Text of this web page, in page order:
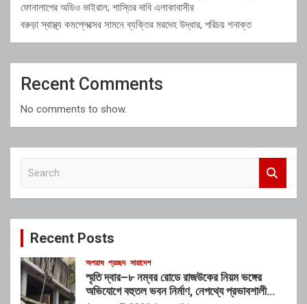
ফোনালাপের অডিও ভাইরাল; শাস্তির দাবি এলাকাবাসীর
বরুড়া স্বাস্থ্য কমপ্লেক্সের সামনে ব্যক্তির মরদেহ উদ্ধার, পরিচয় শনাক্ত
Recent Comments
No comments to show.
c
Recent Posts
অপরাধ প্রচ্ছদ সারাদেশ
স্মৃতি দ্বার–৮ নম্বর রোডে রাজউকের নিয়ম ভঙ্গের
অভিযোগে বহুতল ভবন নির্মাণ, নেপথ্যে প্রভাবশালী